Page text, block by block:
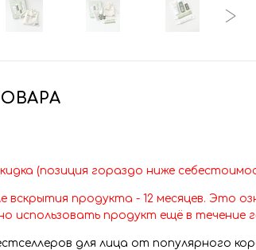
(позиция гораздо ниже
вскрытия продукта - 12 месяцев. Это
использовать продукт ещё в течение
для лица от популярного